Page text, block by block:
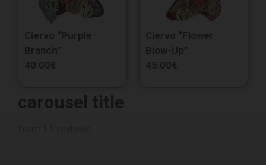
Ciervo “Purple
Branch”
40.00€
Ciervo “Flower
Blow-Up”
45.00€
carousel title